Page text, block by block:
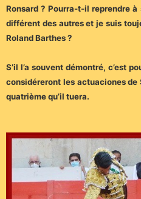
Ronsard ? Pourra-t-il reprendre
différent des autres et je suis
Roland Barthes ?
S’il l’a souvent démontré, c’est
considéreront les actuaciones
quatrième qu’il tuera.